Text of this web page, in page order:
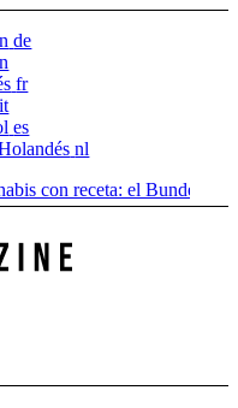
de
fr
it
es
nl
con receta: el Bundestag